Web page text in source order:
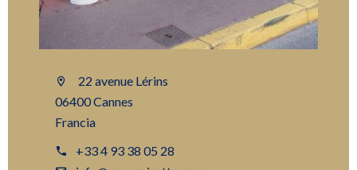
22 avenue Lérins
06400 Cannes
Francia
+33 4 93 38 05 28